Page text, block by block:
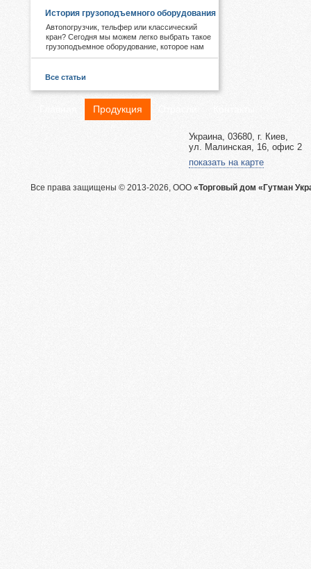
История грузоподъемного оборудования
Автопогрузчик, тельфер или классический
кран? Сегодня мы можем легко выбрать такое
грузоподъемное оборудование, которое нам
необходимо. А знаете ли Вы, что первые виды
древности. Примером служат известные
гидротехнические объекты Китая.
Все статьи
Продукция
Украина, 03680, г. Киев,
ул. Малинская, 16, офис 2
показать на карте
Все права защищены © 2013-2026, ООО «Торговый дом «Гутман